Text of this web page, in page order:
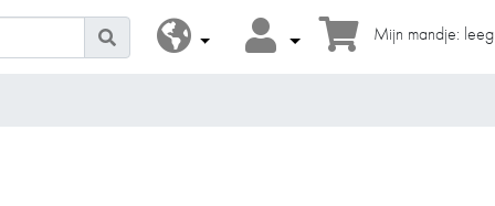
Mijn mandje: leeg